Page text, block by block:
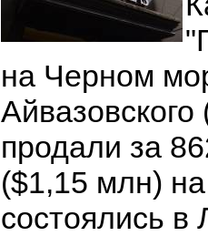
на Черном
продали за
($1,15 млн)
состоялись в